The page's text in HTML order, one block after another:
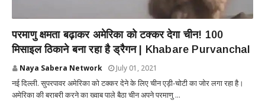
परमाणु क्षमता बढ़ाकर अमेरिका को टक्कर देगा चीन! 100
मिसाइल ठिकाने बना रहा है ड्रैगन | Khabare Purvanchal
Naya Sabera Network July 01, 2021
नई दिल्ली. सुपरपावर अमेरिका को टक्कर देने के लिए चीन एड़ी-चोटी का जोर लगा रहा है।
अमेरिका की बराबरी करने का ख्वाब पाले बैठा चीन अपने परमाणु ...